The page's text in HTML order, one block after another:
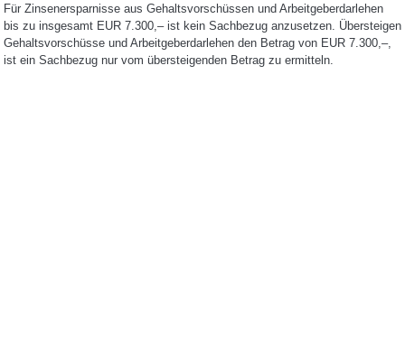
Für Zinsenersparnisse aus Gehaltsvorschüssen und Arbeitgeberdarlehen
bis zu insgesamt EUR 7.300,– ist kein Sachbezug anzusetzen. Übersteigen
Gehaltsvorschüsse und Arbeitgeberdarlehen den Betrag von EUR 7.300,–,
ist ein Sachbezug nur vom übersteigenden Betrag zu ermitteln.